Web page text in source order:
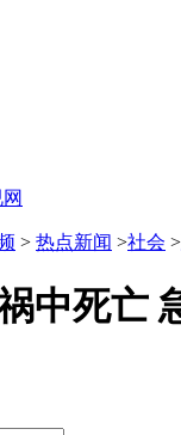
> 热点新闻 >社会 >
中死亡